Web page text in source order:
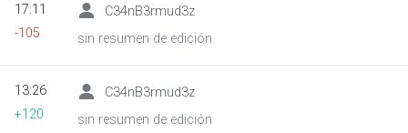
C34nB3rmud3z
sin resumen de edición
17:11
-105
C34nB3rmud3z
sin resumen de edición
13:26
+120